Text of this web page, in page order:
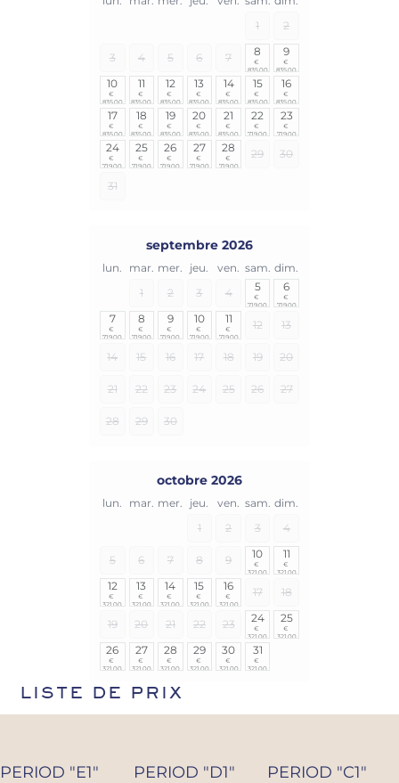
1
2
3 4 5 6 7 8
€
835,00
9
€
835,00
10
€
835,00
11
€
835,00
12
€
835,00
13
€
835,00
14
€
835,00
15
€
835,00
16
€
835,00
17
€
835,00
18
€
835,00
19
€
835,00
20
€
835,00
21
€
835,00
22
€
719,00
23
€
719,00
24
€
719,00
25
€
719,00
26
€
719,00
27
€
719,00
28
€
719,00
29 30
31
septembre 2026
lun. mar. mer. jeu. ven. sam. dim.
1
2 3 4 5
€
719,00
6
€
719,00
7
€
719,00
8
€
719,00
9
€
719,00
10
€
719,00
11
€
719,00
12 13
14 15 16 17 18 19 20
21 22 23 24 25 26 27
28 29 30
octobre 2026
lun. mar. mer. jeu. ven. sam. dim.
1
2 3 4
5 6 7 8 9 10
€
321,00
11
€
321,00
12
€
321,00
13
€
321,00
14
€
321,00
15
€
321,00
16
€
321,00
17 18
19 20 21 22 23 24
€
321,00
25
€
321,00
26
€
321,00
27
€
321,00
28
€
321,00
29
€
321,00
30
€
321,00
31
€
321,00
LISTE DE PRIX
PERIOD "E1" PERIOD "D1" PERIOD "C1"